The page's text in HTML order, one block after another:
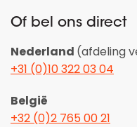
Of bel ons direct
Nederland (afdeling
+31 (0)10 322 03 04
België
+32 (0)2 765 00 21